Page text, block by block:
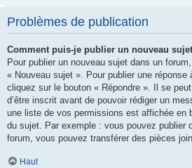
Problèmes de publication
Comment puis-je publier un nouveau
Pour publier un nouveau sujet dans un
« Nouveau sujet ». Pour publier une réponse
cliquez sur le bouton « Répondre ». Il se
d’être inscrit avant de pouvoir rédiger un
une liste de vos permissions est affichée en
du sujet. Par exemple : vous pouvez publier
forum, vous pouvez transférer des pièces
Haut